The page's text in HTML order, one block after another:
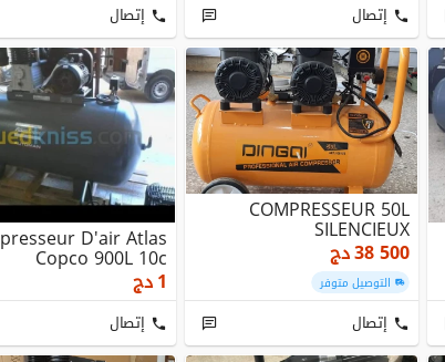
إتصال إتصال
COMPRESSEUR 50L
SILENCIEUX
38 500دج
التوصيل متوفر
إتصال
D'air Atlas
Copco 900L 10c
1دج
إتصال